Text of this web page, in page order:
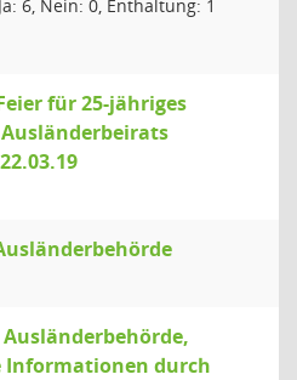
Ja: 6, Nein: 0, Enthaltung: 1
für 25-jähriges
Informationen durch